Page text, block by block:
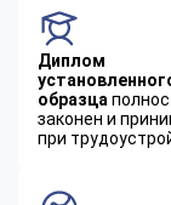
Диплом
образца
законен и
при